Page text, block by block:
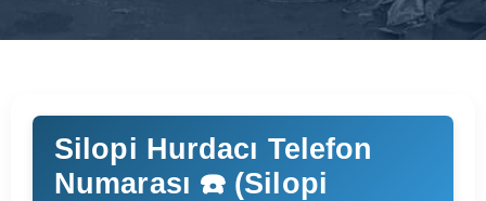
Silopi Hurdacı Telefon
Numarası ☎️ (Silopi